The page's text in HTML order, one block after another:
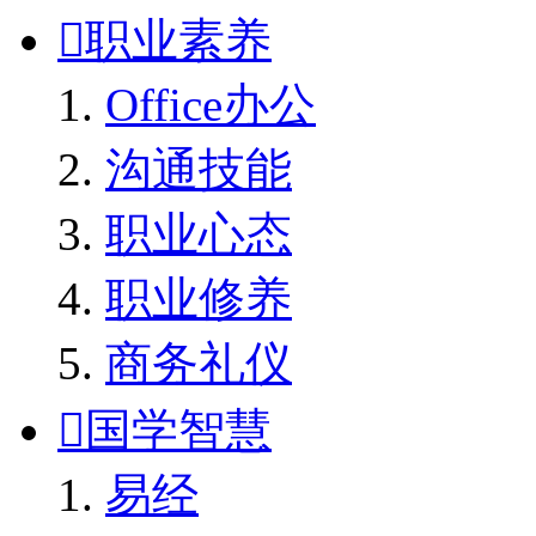
职业素养
Office办公
沟通技能
职业心态
职业修养
商务礼仪
国学智慧
易经